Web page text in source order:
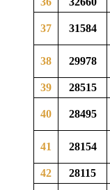
37 31584
38 29978
39
28515
40 28495
41 28154
42
28115